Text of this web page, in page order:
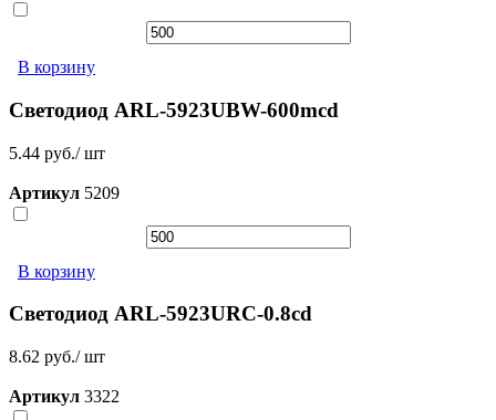
В корзину
Светодиод ARL-5923UBW-600mcd
5.44 руб./ шт
Артикул 5209
В корзину
Светодиод ARL-5923URC-0.8cd
8.62 руб./ шт
Артикул 3322